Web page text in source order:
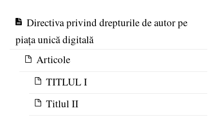
Directiva privind drepturile de autor pe
piața unică digitală
Articole
TITLUL I
Titlul II